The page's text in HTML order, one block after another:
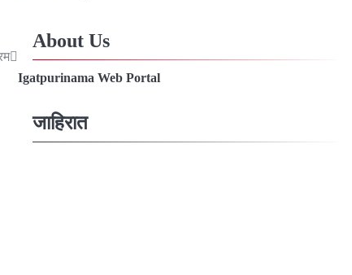
About Us
Igatpurinama Web Portal
जाहिरात